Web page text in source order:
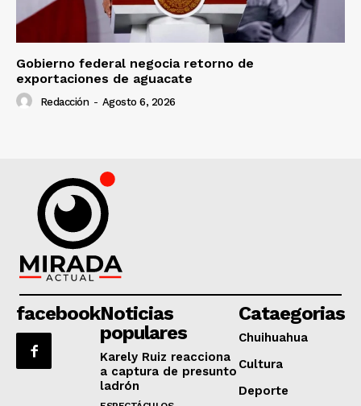
Gobierno federal negocia retorno de
exportaciones de aguacate
Redacción - Agosto 6, 2026
facebookNoticias
populares
Karely Ruiz reacciona
a captura de presunto
ladrón
Cataegorias
Chuihuahua
Cultura
Deporte